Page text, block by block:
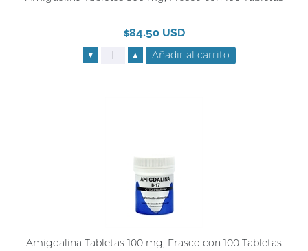
$84.50 USD
▼ ▲
Amigdalina Tabletas 100 mg, Frasco con 100 Tabletas